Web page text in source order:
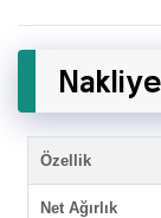
Özellik
Net Ağırlık